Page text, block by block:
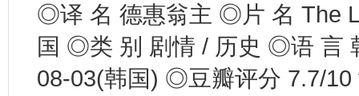
◎译 名 德惠翁主 ◎片 名 The
国 ◎类 别 剧情 / 历史 ◎语 言
08-03(韩国) ◎豆瓣评分 7.7/